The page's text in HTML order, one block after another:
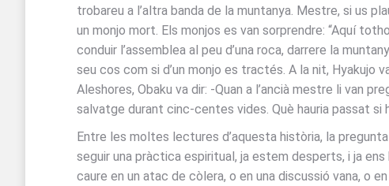
trobareu a l’altra banda de la muntanya. Mestre, si us
un monjo mort. Els monjos es van sorprendre: “Aquí
conduir l’assemblea al peu d’una roca, darrere la
seu cos com si d’un monjo es tractés. A la nit, Hyakujo
Aleshores, Obaku va dir: -Quan a l’ancià mestre li van
salvatge durant cinc-centes vides. Què hauria passat si
Entre les moltes lectures d’aquesta història, la
seguir una pràctica espiritual, ja estem desperts, i ja
caure en un atac de còlera, o en una discussió vana, o